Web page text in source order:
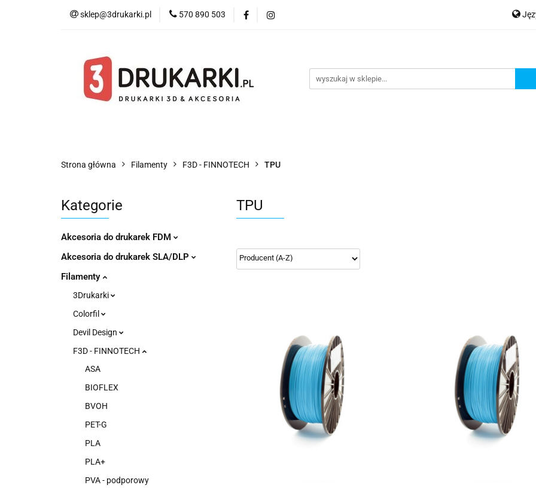
sklep@3drukarki.pl 570 890 503
Blog Bestsellery
Strona główna Filamenty F3D - FINNOTECH TPU
Kategorie
Akcesoria do drukarek FDM
Akcesoria do drukarek SLA/DLP
Filamenty
3Drukarki
Colorfil
Devil Design
F3D - FINNOTECH
ASA
BIOFLEX
BVOH
PET-G
PLA
PLA+
PVA - podporowy
TPU